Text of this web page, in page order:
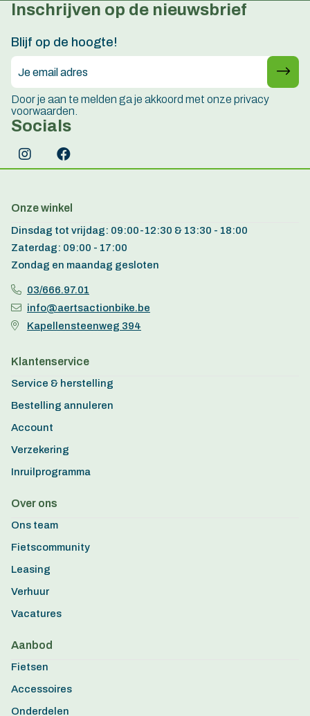
Persoonlijk advies
Inschrijven op de nieuwsbrief
Blijf op de hoogte!
Door je aan te melden ga je akkoord met onze privacy
voorwaarden.
Socials
Onze winkel
Dinsdag tot vrijdag: 09:00-12:30 & 13:30 - 18:00
Zaterdag: 09:00 - 17:00
Zondag en maandag gesloten
03/666.97.01
info@aertsactionbike.be
Kapellensteenweg 394
Klantenservice
Service & herstelling
Bestelling annuleren
Account
Verzekering
Inruilprogramma
Over ons
Ons team
Fietscommunity
Leasing
Verhuur
Vacatures
Aanbod
Fietsen
Accessoires
Onderdelen